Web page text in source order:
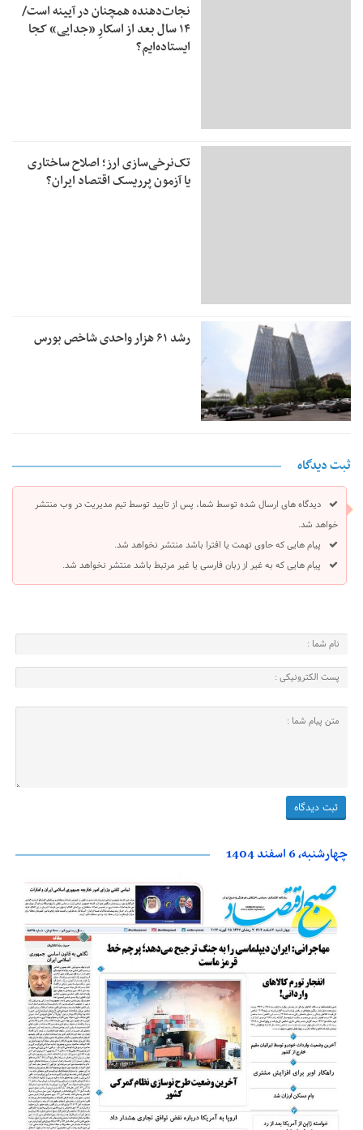
نجات‌دهنده‌ همچنان در آیینه است/
۱۴ سال بعد از اسکارِ «جدایی» کجا
ایستاده‌ایم؟
تک‌نرخی‌سازی ارز؛ اصلاح ساختاری
یا آزمون پرریسک اقتصاد ایران؟
رشد ۶۱ هزار واحدی شاخص بورس
ثبت دیدگاه
دیدگاه های ارسال شده توسط شما، پس از تایید توسط تیم مدیریت در وب منتشر
خواهد شد.
پیام هایی که حاوی تهمت یا افترا باشد منتشر نخواهد شد.
پیام هایی که به غیر از زبان فارسی یا غیر مرتبط باشد منتشر نخواهد شد.
چهارشنبه، 6 اسفند 1404